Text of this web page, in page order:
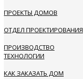
ПРОЕКТЫ ДОМОВ
ОТДЕЛ ПРОЕКТИРОВАНИЯ
ПРОИЗВОДСТВО
ТЕХНОЛОГИИ
КАК ЗАКАЗАТЬ ДОМ